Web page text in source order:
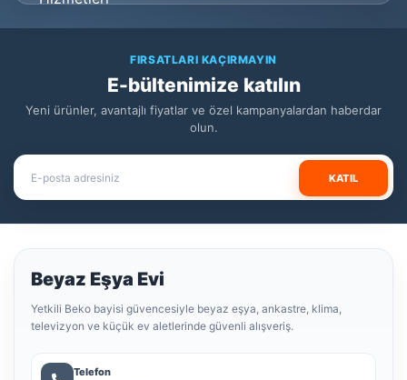
FIRSATLARI KAÇIRMAYIN
E-bültenimize katılın
Yeni ürünler, avantajlı fiyatlar ve özel kampanyalardan haberdar
olun.
KATIL
Beyaz Eşya Evi
Yetkili Beko bayisi güvencesiyle beyaz eşya, ankastre, klima,
televizyon ve küçük ev aletlerinde güvenli alışveriş.
Telefon